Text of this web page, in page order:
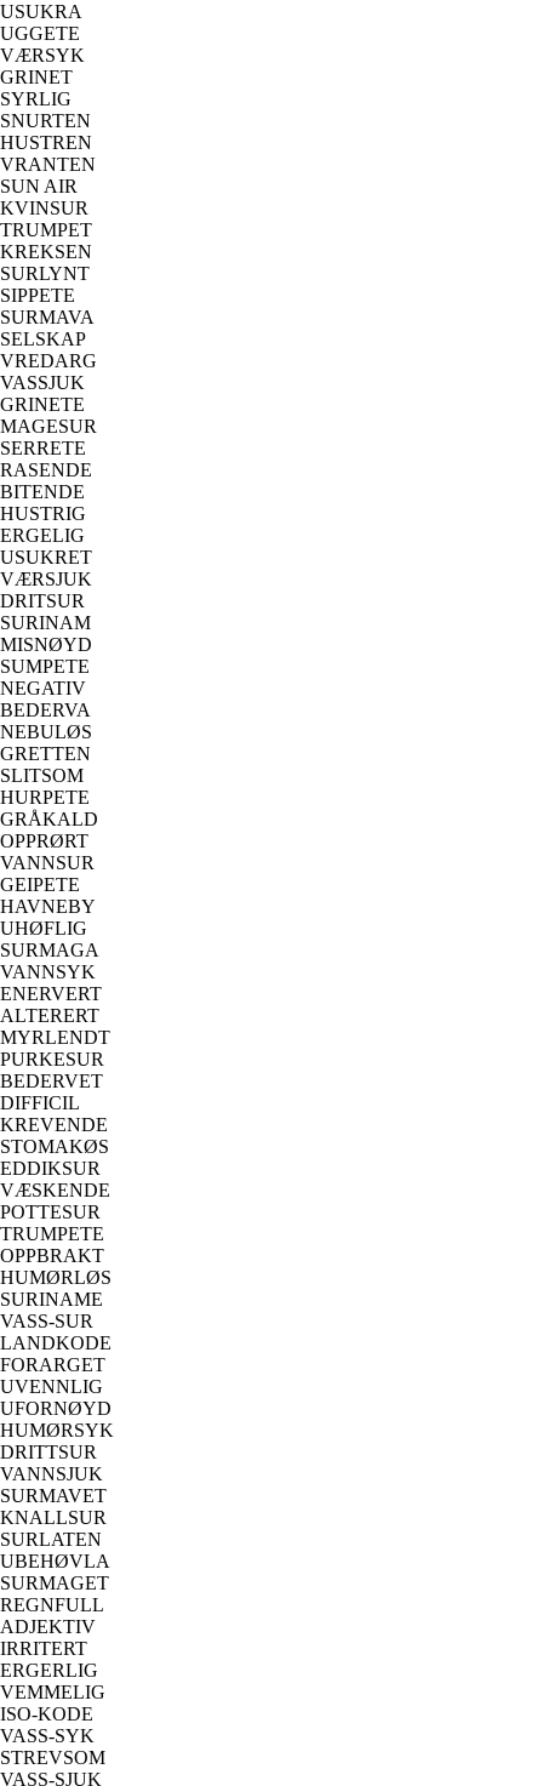
USUKRA
UGGETE
VÆRSYK
GRINET
SYRLIG
SNURTEN
HUSTREN
VRANTEN
SUN AIR
KVINSUR
TRUMPET
KREKSEN
SURLYNT
SIPPETE
SURMAVA
SELSKAP
VREDARG
VASSJUK
GRINETE
MAGESUR
SERRETE
RASENDE
BITENDE
HUSTRIG
ERGELIG
USUKRET
VÆRSJUK
DRITSUR
SURINAM
MISNØYD
SUMPETE
NEGATIV
BEDERVA
NEBULØS
GRETTEN
SLITSOM
HURPETE
GRÅKALD
OPPRØRT
VANNSUR
GEIPETE
HAVNEBY
UHØFLIG
SURMAGA
VANNSYK
ENERVERT
ALTERERT
MYRLENDT
PURKESUR
BEDERVET
DIFFICIL
KREVENDE
STOMAKØS
EDDIKSUR
VÆSKENDE
POTTESUR
TRUMPETE
OPPBRAKT
HUMØRLØS
SURINAME
VASS-SUR
LANDKODE
FORARGET
UVENNLIG
UFORNØYD
HUMØRSYK
DRITTSUR
VANNSJUK
SURMAVET
KNALLSUR
SURLATEN
UBEHØVLA
SURMAGET
REGNFULL
ADJEKTIV
IRRITERT
ERGERLIG
VEMMELIG
ISO-KODE
VASS-SYK
STREVSOM
VASS-SJUK